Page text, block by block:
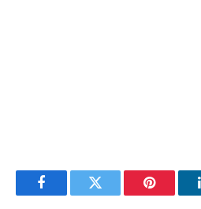
FacebookTwitter Pinterest